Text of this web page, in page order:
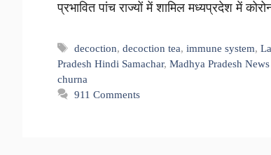
प्रभावित पांच राज्यों में शामिल मध्यप्रदेश में
Tags
decoction,decoction tea,immune system,
Pradesh Hindi Samachar, Madhya Pradesh
churna
911 Comments